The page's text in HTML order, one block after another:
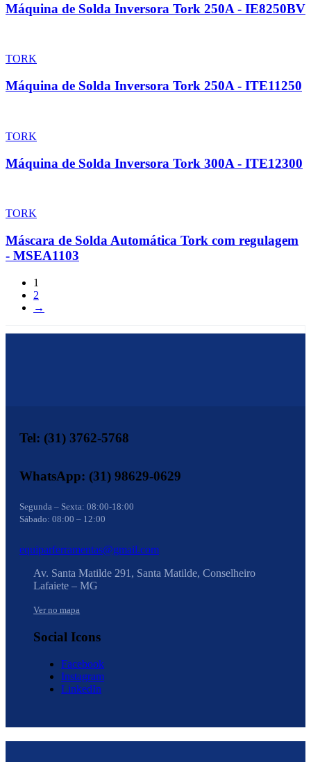
Máquina de Solda Inversora Tork 250A - IE8250BV
TORK
Máquina de Solda Inversora Tork 250A - ITE11250
TORK
Máquina de Solda Inversora Tork 300A - ITE12300
TORK
Máscara de Solda Automática Tork com regulagem
- MSEA1103
1
2
→
Tel: (31) 3762-5768
WhatsApp: (31) 98629-0629
Segunda – Sexta: 08:00-18:00
Sábado: 08:00 – 12:00
equiparferramentas@gmail.com
Av. Santa Matilde 291, Santa Matilde, Conselheiro
Lafaiete – MG
Ver no mapa
Social Icons
Facebook
Instagram
LinkedIn